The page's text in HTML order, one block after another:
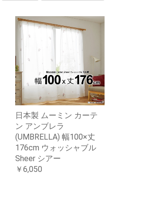
日本製 ムーミン カーテ
ン アンブレラ
(UMBRELLA) 幅100×丈
176cm ウォッシャブル
Sheer シアー
￥6,050